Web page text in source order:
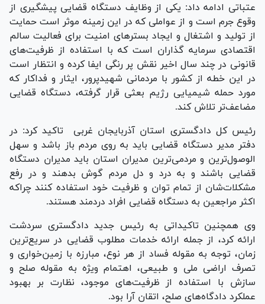
عتباتی ادامه داد: یکی از وظایف دستگاه قضایی پیشگیری از
وقوع جرم است و از عواملی که در این زمینه موثر است حمایت
از تولید و اشتغال و ایجاد بستر‌های امنیت برای فعالیت سالم
اقتصادی سرمایه گذاران است که با استفاده از ظرفیت‌های
قانونی در چند سال اخیر نقش پر رنگی ایفا کرده و انتظار است
در این خطه از کشور با مردمانی شهیدپرور، ایثار و فداکار که
مورد حمله شیمیایی رژیم بعثی قرار گرفته، دستگاه قضایی
مضاعف‌تر تلاش کند.
رئیس کل دادگستری استان آذربایجان غربی تاکید کرد: در
دفتر مدیر دستگاه قضایی باید به روی مردم باز باشد و سهل
الوصول‌ترین و مردمی‌ترین مدیران استان باید مدیران دستگاه
قضایی باشند و به درد و دل مردم گوش بدهند و در رفع
مشکلات‌شان از تمام توان و ظرفیت خود استفاده کنند چراکه
اکثر مراجعین به دستگاه قضایی افراد دردمند هستند.
وی همچنین تاکیداتی به رئیس جدید دادگستری سردشت
ارائه کرد، از جمله ارائه خدمات مطلوب قضایی در سریع‌ترین
زمان، توجه به مقوله فساد از هر نوع، مبارزه با زمین‌خواری و
تصرف اراضی ملی و طبیعی، اهتمام ویژه به مقوله صلح و
سازش با استفاده از ظرفیت‌های موجود، نظارت بر بهبود
عملکرد دادگاه‌های صلح، اتقان آرا بود.